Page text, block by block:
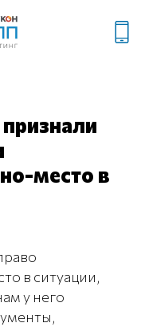
место в
в ситуации,
у него